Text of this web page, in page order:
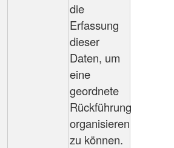
die
Erfassung
dieser
Daten, um
eine
geordnete
Rückführung
organisieren
zu können.